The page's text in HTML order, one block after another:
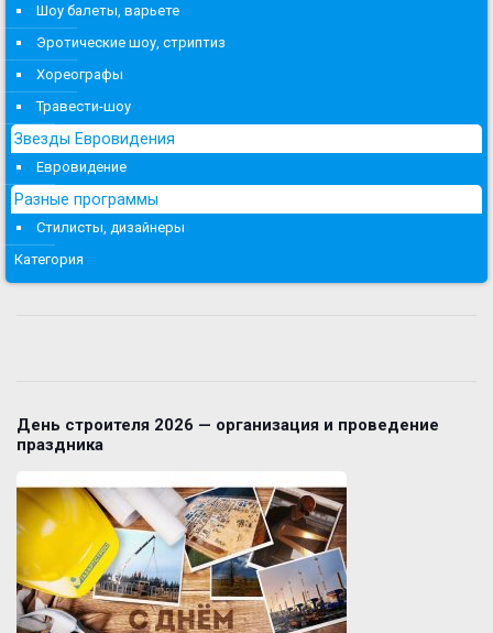
Шоу балеты, варьете
Эротические шоу, стриптиз
Хореографы
Травести-шоу
Звезды Евровидения
Евровидение
Разные программы
Стилисты, дизайнеры
Категория
День строителя 2026 — организация и проведение
праздника